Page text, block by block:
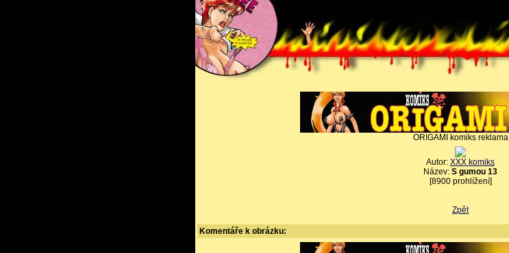
ORIGAMI komiks reklama
Autor: XXX komiks
Název: S gumou 13
[8900 prohlížení]
Zpět
Komentáře k obrázku: